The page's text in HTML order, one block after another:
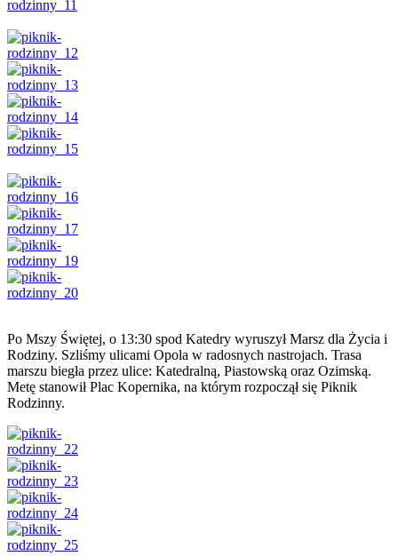
Po Mszy Świętej, o 13:30 spod Katedry wyruszył Marsz dla Życia i
Rodziny. Szliśmy ulicami Opola w radosnych nastrojach. Trasa
marszu biegła przez ulice: Katedralną, Piastowską oraz Ozimską.
Metę stanowił Plac Kopernika, na którym rozpoczął się Piknik
Rodzinny.